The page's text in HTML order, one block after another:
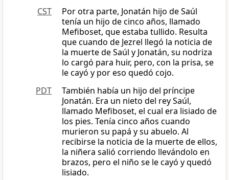
CST
Por otra parte, Jonatán hijo de Saúl
tenía un hijo de cinco años, llamado
Mefiboset, que estaba tullido. Resulta
que cuando de Jezrel llegó la noticia de
la muerte de Saúl y Jonatán, su nodriza
lo cargó para huir, pero, con la prisa, se
le cayó y por eso quedó cojo.
PDT
También había un hijo del príncipe
Jonatán. Era un nieto del rey Saúl,
llamado Mefiboset, el cual era lisiado de
los pies. Tenía cinco años cuando
murieron su papá y su abuelo. Al
recibirse la noticia de la muerte de ellos,
la niñera salió corriendo llevándolo en
brazos, pero el niño se le cayó y quedó
lisiado.